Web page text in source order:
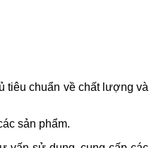
tiêu chuẩn về chất lượng và
sản phẩm.